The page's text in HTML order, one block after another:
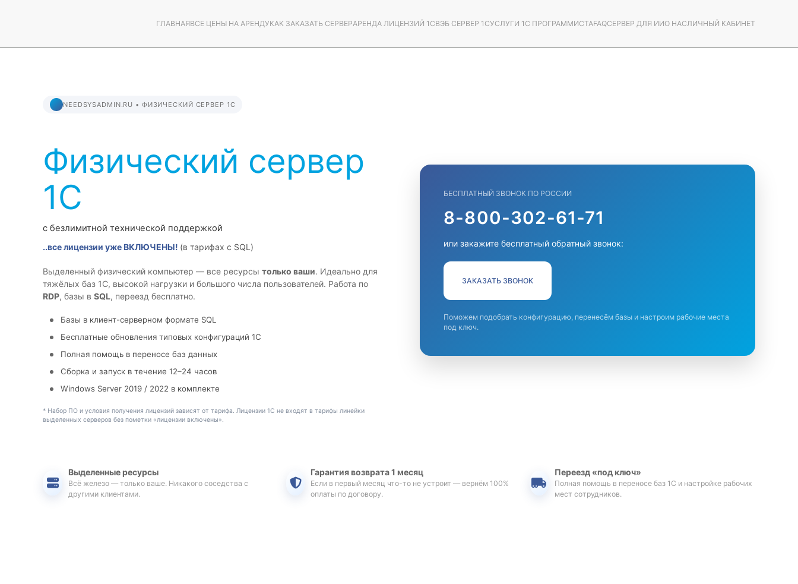
ГЛАВНАЯВСЕ ЦЕНЫ НА АРЕНДУКАК ЗАКАЗАТЬ СЕРВЕРАРЕНДА ЛИЦЕНЗИЙ 1СВЭБ СЕРВЕР 1СУСЛУГИ 1С ПРОГРАММИСТАFAQСЕРВЕР ДЛЯ ИИО НАСЛИЧНЫЙ КАБИНЕТ
NEEDSYSADMIN.RU • ФИЗИЧЕСКИЙ СЕРВЕР 1С
Физический сервер
1С
с безлимитной технической поддержкой
..все лицензии уже ВКЛЮЧЕНЫ! (в тарифах с SQL)
Выделенный физический компьютер — все ресурсы только ваши. Идеально для
тяжёлых баз 1С, высокой нагрузки и большого числа пользователей. Работа по
RDP, базы в SQL, переезд бесплатно.
Базы в клиент-серверном формате SQL
Бесплатные обновления типовых конфигураций 1С
Полная помощь в переносе баз данных
Сборка и запуск в течение 12–24 часов
Windows Server 2019 / 2022 в комплекте
* Набор ПО и условия получения лицензий зависят от тарифа. Лицензии 1С не входят в тарифы линейки
выделенных серверов без пометки «лицензии включены».
БЕСПЛАТНЫЙ ЗВОНОК ПО РОССИИ
8-800-302-61-71
или закажите бесплатный обратный звонок:
ЗАКАЗАТЬ ЗВОНОК
Поможем подобрать конфигурацию, перенесём базы и настроим рабочие места
под ключ.
Выделенные ресурсы
Всё железо — только ваше. Никакого соседства с
другими клиентами.
Гарантия возврата 1 месяц
Если в первый месяц что-то не устроит — вернём 100%
оплаты по договору.
Переезд «под ключ»
Полная помощь в переносе баз 1С и настройке рабочих
мест сотрудников.